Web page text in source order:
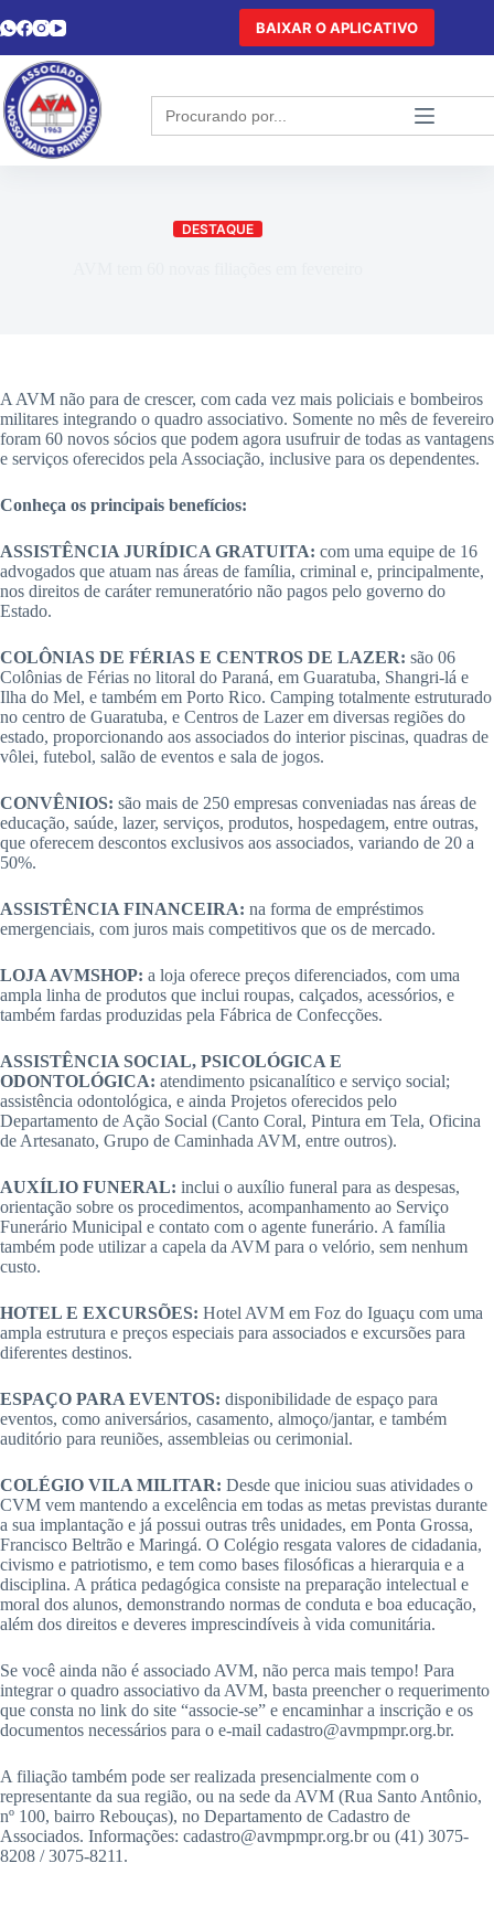
BAIXAR O APLICATIVO
Search
for:
DESTAQUE
A AVM não para de crescer, com cada vez mais policiais e bombeiros
militares integrando o quadro associativo. Somente no mês de fevereiro
foram 60 novos sócios que podem agora usufruir de todas as vantagens
e serviços oferecidos pela Associação, inclusive para os dependentes.
Conheça os principais benefícios:
ASSISTÊNCIA JURÍDICA GRATUITA: com uma equipe de 16
advogados que atuam nas áreas de família, criminal e, principalmente,
nos direitos de caráter remuneratório não pagos pelo governo do
Estado.
COLÔNIAS DE FÉRIAS E CENTROS DE LAZER: são 06
Colônias de Férias no litoral do Paraná, em Guaratuba, Shangri-lá e
Ilha do Mel, e também em Porto Rico. Camping totalmente estruturado
no centro de Guaratuba, e Centros de Lazer em diversas regiões do
estado, proporcionando aos associados do interior piscinas, quadras de
vôlei, futebol, salão de eventos e sala de jogos.
CONVÊNIOS: são mais de 250 empresas conveniadas nas áreas de
educação, saúde, lazer, serviços, produtos, hospedagem, entre outras,
que oferecem descontos exclusivos aos associados, variando de 20 a
50%.
ASSISTÊNCIA FINANCEIRA: na forma de empréstimos
emergenciais, com juros mais competitivos que os de mercado.
LOJA AVMSHOP: a loja oferece preços diferenciados, com uma
ampla linha de produtos que inclui roupas, calçados, acessórios, e
também fardas produzidas pela Fábrica de Confecções.
ASSISTÊNCIA SOCIAL, PSICOLÓGICA E
ODONTOLÓGICA: atendimento psicanalítico e serviço social;
assistência odontológica, e ainda Projetos oferecidos pelo
Departamento de Ação Social (Canto Coral, Pintura em Tela, Oficina
de Artesanato, Grupo de Caminhada AVM, entre outros).
AUXÍLIO FUNERAL: inclui o auxílio funeral para as despesas,
orientação sobre os procedimentos, acompanhamento ao Serviço
Funerário Municipal e contato com o agente funerário. A família
também pode utilizar a capela da AVM para o velório, sem nenhum
custo.
HOTEL E EXCURSÕES: Hotel AVM em Foz do Iguaçu com uma
ampla estrutura e preços especiais para associados e excursões para
diferentes destinos.
ESPAÇO PARA EVENTOS: disponibilidade de espaço para
eventos, como aniversários, casamento, almoço/jantar, e também
auditório para reuniões, assembleias ou cerimonial.
COLÉGIO VILA MILITAR: Desde que iniciou suas atividades o
CVM vem mantendo a excelência em todas as metas previstas durante
a sua implantação e já possui outras três unidades, em Ponta Grossa,
Francisco Beltrão e Maringá. O Colégio resgata valores de cidadania,
civismo e patriotismo, e tem como bases filosóficas a hierarquia e a
disciplina. A prática pedagógica consiste na preparação intelectual e
moral dos alunos, demonstrando normas de conduta e boa educação,
além dos direitos e deveres imprescindíveis à vida comunitária.
Se você ainda não é associado AVM, não perca mais tempo! Para
integrar o quadro associativo da AVM, basta preencher o requerimento
que consta no link do site “associe-se” e encaminhar a inscrição e os
documentos necessários para o e-mail cadastro@avmpmpr.org.br.
A filiação também pode ser realizada presencialmente com o
representante da sua região, ou na sede da AVM (Rua Santo Antônio,
nº 100, bairro Rebouças), no Departamento de Cadastro de
Associados. Informações: cadastro@avmpmpr.org.br ou (41) 3075-
8208 / 3075-8211.